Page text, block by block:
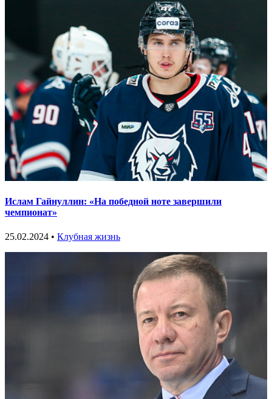
Ислам Гайнуллин: «На победной ноте завершили
чемпионат»
25.02.2024 • Клубная жизнь